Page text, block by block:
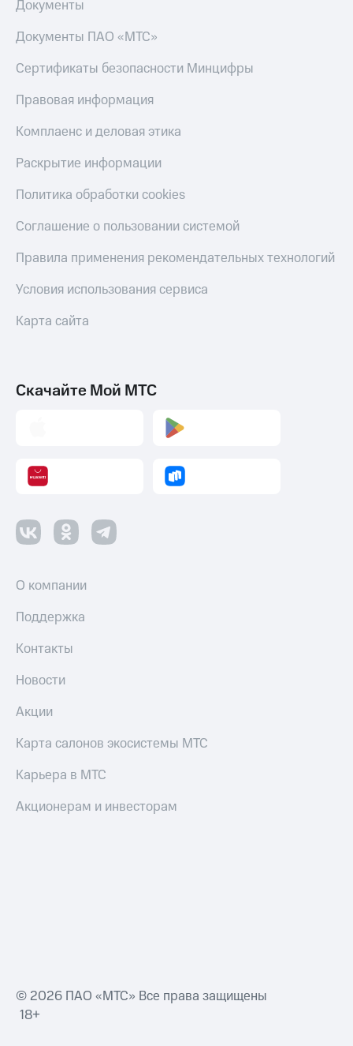
Документы
Документы ПАО «МТС»
Сертификаты безопасности Минцифры
Правовая информация
Комплаенс и деловая этика
Раскрытие информации
Политика обработки cookies
Соглашение о пользовании системой
Правила применения рекомендательных технологий
Условия использования сервиса
Карта сайта
Скачайте Мой МТС
О компании
Поддержка
Контакты
Новости
Акции
Карта салонов экосистемы МТС
Карьера в МТС
Акционерам и инвесторам
© 2026 ПАО «МТС» Все права защищены
18+